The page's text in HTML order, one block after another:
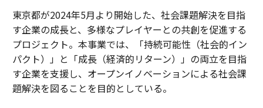
東京都が2024年5月より開始した、社会課題解決を目指
す企業の成長と、多様なプレイヤーとの共創を促進する
プロジェクト。本事業では、「持続可能性（社会的イン
パクト）」と「成長（経済的リターン）」の両立を目指
す企業を支援し、オープンイノベーションによる社会課
題解決を図ることを目的としている。